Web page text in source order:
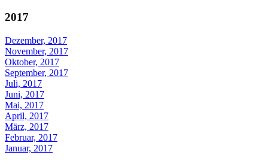
2017
Dezember, 2017
November, 2017
Oktober, 2017
September, 2017
Juli, 2017
Juni, 2017
Mai, 2017
April, 2017
März, 2017
Februar, 2017
Januar, 2017